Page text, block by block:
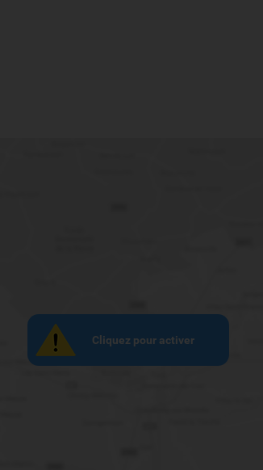
Cliquez pour activer